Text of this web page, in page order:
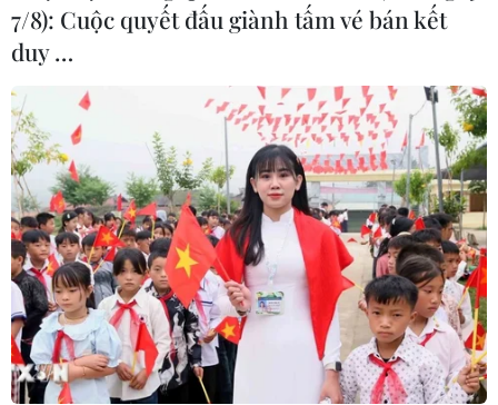
cơ bản của con người vào vị trí
trung tâm.
(Vietnam+)
7/8): Cuộc quyết đấu giành tấm vé bán kết
duy …